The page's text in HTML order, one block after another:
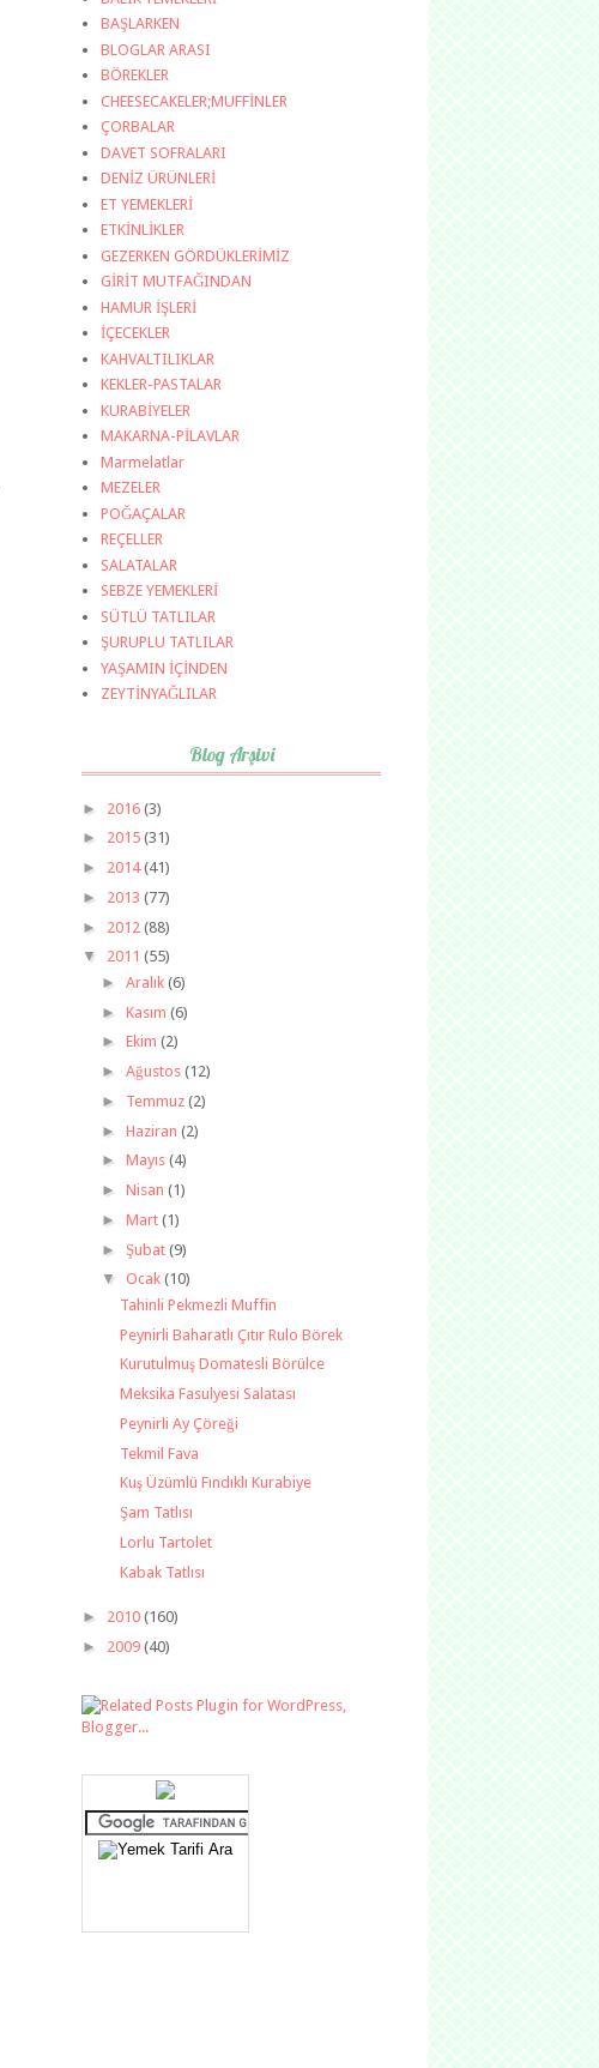
BAŞLARKEN
BLOGLAR ARASI
BÖREKLER
CHEESECAKELER;MUFFİNLER
ÇORBALAR
DAVET SOFRALARI
DENİZ ÜRÜNLERİ
ET YEMEKLERİ
ETKİNLİKLER
GEZERKEN GÖRDÜKLERİMİZ
GİRİT MUTFAĞINDAN
HAMUR İŞLERİ
İÇECEKLER
KAHVALTILIKLAR
KEKLER-PASTALAR
KURABİYELER
MAKARNA-PİLAVLAR
Marmelatlar
MEZELER
POĞAÇALAR
REÇELLER
SALATALAR
SEBZE YEMEKLERİ
SÜTLÜ TATLILAR
ŞURUPLU TATLILAR
YAŞAMIN İÇİNDEN
ZEYTİNYAĞLILAR
Blog Arşivi
► 2016 (3)
► 2015 (31)
► 2014(41)
► 2013 (77)
► 2012 (88)
▼ 2011 (55)
► Aralık (6)
► Kasım (6)
► Ekim (2)
► Ağustos (12)
► Temmuz (2)
► Haziran (2)
► Mayıs (4)
► Nisan (1)
► Mart (1)
► Şubat (9)
▼ Ocak (10)
Tahinli Pekmezli Muffin
Peynirli Baharatlı Çıtır Rulo Börek
Kurutulmuş Domatesli Börülce
Meksika Fasulyesi Salatası
Peynirli Ay Çöreği
Tekmil Fava
Kuş Üzümlü Fındıklı Kurabiye
Şam Tatlısı
Lorlu Tartolet
Kabak Tatlısı
► 2010 (160)
► 2009 (40)